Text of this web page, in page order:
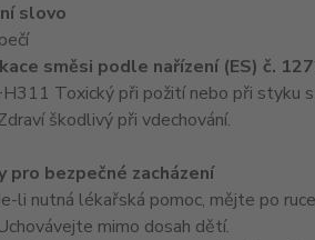
slovo
směsi podle nařízení (ES) č.
Toxický při požití nebo při styku s
škodlivý při vdechování.
pro bezpečné zacházení
li nutná lékařská pomoc, mějte po
mimo dosah dětí.